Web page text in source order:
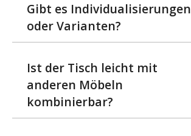
Gibt es Individualisierungen
oder Varianten?
Ist der Tisch leicht mit
anderen Möbeln
kombinierbar?